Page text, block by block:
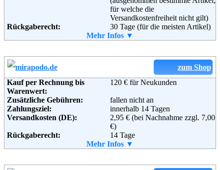
Krewer
Peterstor 7
36037 Fulda
+49 661 3605693
Soziale Kanäle:
Weiterführende
Informationen:
Blog, AGB
für welche die
Versandkostenfreiheit nicht gilt)
Rückgaberecht:
30 Tage (für die meisten Artikel)
Ja, ab einem Warenwert von 40 €.
Weitere Zahlungsmethoden:
Adresse:
Amazon EU S.a.r.l.
Rue Plaetis
2338 Luxemburg
+49 (0)8 00-3 63 84 6
Email:
impressum@amazon.de
Mehr Infos ▼
zum Shop
Kauf per Rechnung bis
Warenwert:
120 € für Neukunden
Zusätzliche Gebühren:
fallen nicht an
Zahlungsziel:
innerhalb 14 Tagen
Versandkosten (DE):
2,95 € (bei Nachnahme zzgl. 7,00
€)
Rückgaberecht:
14 Tage
Ja
Mehr Infos ▼